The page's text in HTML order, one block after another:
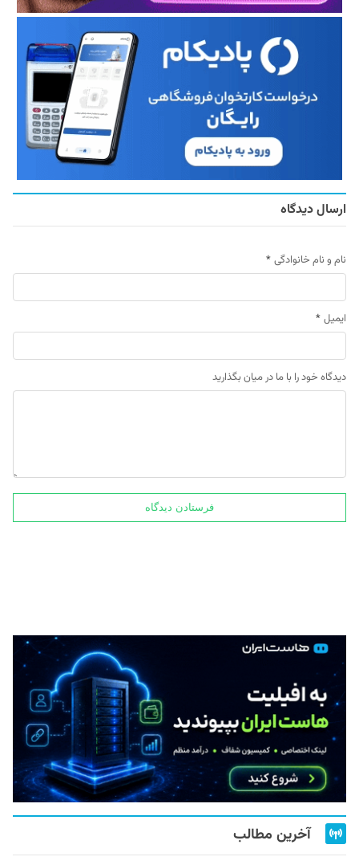
ارسال دیدگاه
نام و نام خانوادگی *
ایمیل *
دیدگاه خود را با ما در میان بگذارید
آخرین مطالب